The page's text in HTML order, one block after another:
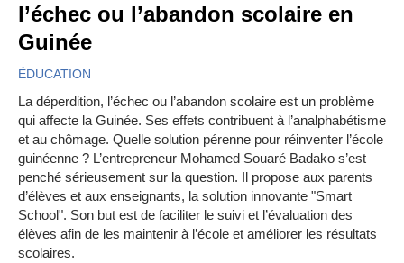
l’échec ou l’abandon scolaire en
Guinée
ÉDUCATION
La déperdition, l’échec ou l’abandon scolaire est un problème
qui affecte la Guinée. Ses effets contribuent à l’analphabétisme
et au chômage. Quelle solution pérenne pour réinventer l’école
guinéenne ? L’entrepreneur Mohamed Souaré Badako s’est
penché sérieusement sur la question. Il propose aux parents
d’élèves et aux enseignants, la solution innovante "Smart
School". Son but est de faciliter le suivi et l’évaluation des
élèves afin de les maintenir à l’école et améliorer les résultats
scolaires.